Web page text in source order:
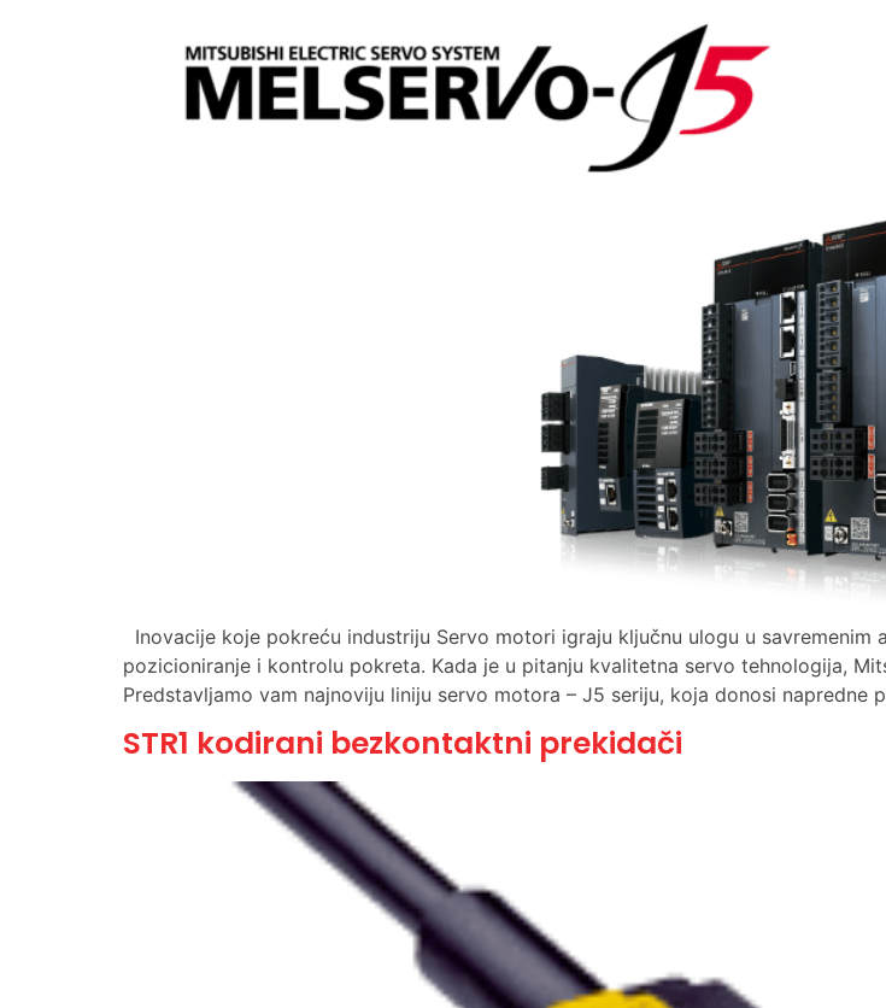
Inovacije koje pokreću industriju Servo motori igraju ključnu ulogu u
pozicioniranje i kontrolu pokreta. Kada je u pitanju kvalitetna servo tehnologija,
Predstavljamo vam najnoviju liniju servo motora – J5 seriju, koja donosi
STR1 kodirani bezkontaktni prekidači